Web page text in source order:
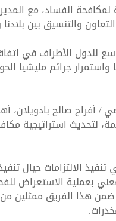
تشارك في
الفساد، مع
والتنسيق بين
للدول الأطراف في
جرائم مليشيا
/ أفراح صالح بادويلان،
لتحديث استراتيجية
الالتزامات حيال
بعملية الاستعراض
ضمن هذا الفريق ممثلين